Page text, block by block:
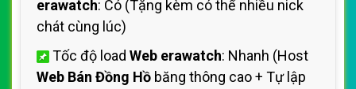
erawatch: Có (Tặng kèm có thể nhiều nick
chát cùng lúc)
Tốc độ load Web erawatch: Nhanh (Host
Web Bán Đồng Hồ băng thông cao + Tự lập